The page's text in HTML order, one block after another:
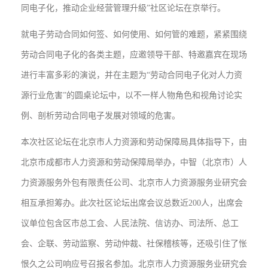
同电子化，推动企业经营管理升級”社区论坛在京举行。
就电子劳动合同如何签、如何使用、如何管的难题，紧紧围绕
劳动合同电子化的各类主题，应邀领导干部、特邀嘉宾在现场
进行丰富多彩的演说，并在主题为“劳动合同电子化对人力资
源行业危害”的圆桌论坛中，以不一样人物角色和视角讨论实
例、剖析劳动合同电子发展对领域的危害。
本次社区论坛在北京市人力资源和劳动保障局具体指导下，由
北京市成都市人力资源和劳动保障局举办，中智（北京市）人
力资源服务外包有限责任公司、北京市人力资源服务业研究会
相互承担筹办。此次社区论坛出席会议总数近200人，出席会
议单位包含区市总工会、人民法院、信访办、司法所、总工
会、企联、劳动监察、劳动仲裁、社保稽核等，还吸引住了怅
恨久之公司响应号召报名参加。北京市人力资源服务业研究会